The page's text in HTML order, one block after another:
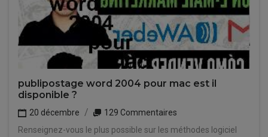
publipostage word 2004 pour mac est il
disponible ?
20 décembre
129 Commentaires
Renseignez-vous le plus possible sur les méthodes logiciel